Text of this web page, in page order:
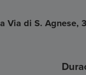
Via di S. Agnese, 3